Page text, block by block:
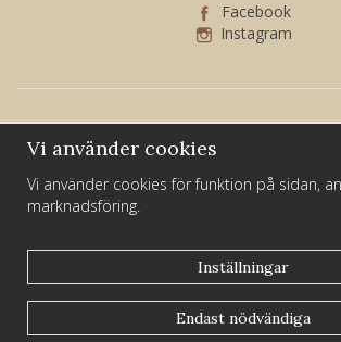
Facebook
Instagram
Sundsvall i över 40 år.
Du hittar oss på Kyrkogatan 21 i centrala
Vi använder cookies
Vi använder cookies för funktion på sidan,
marknadsföring.
Inställningar
Endast nödvändiga